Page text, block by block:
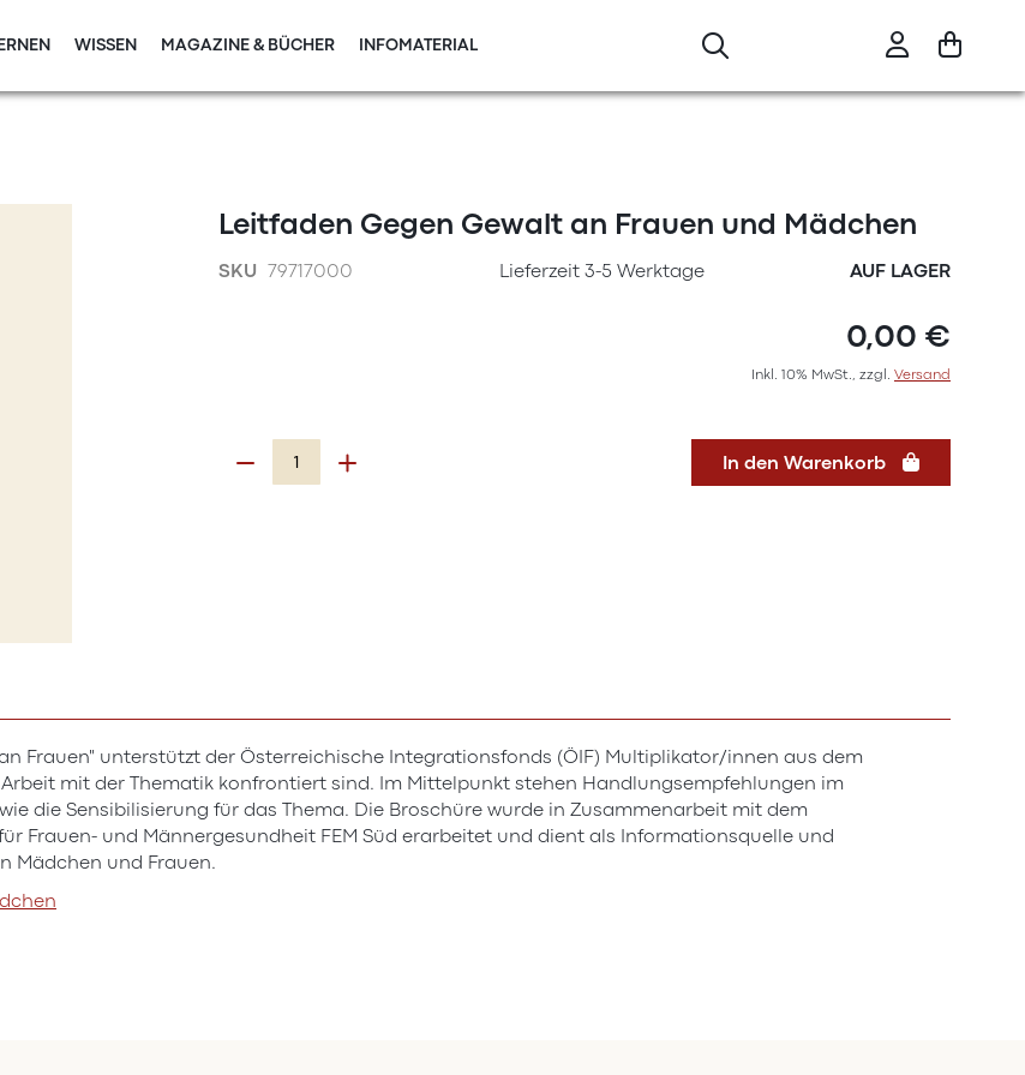
WISSEN MAGAZINE & BÜCHER INFOMATERIAL
Leitfaden Gegen Gewalt an Frauen und Mädchen
AUF LAGER
Lieferzeit 3-5 Werktage
SKU 79717000
0,00 €
Inkl. 10% MwSt., zzgl. Versand
In den Warenkorb
Frauen" unterstützt der Österreichische Integrationsfonds (ÖIF) Multiplikator/innen aus dem
mit der Thematik konfrontiert sind. Im Mittelpunkt stehen Handlungsempfehlungen im
die Sensibilisierung für das Thema. Die Broschüre wurde in Zusammenarbeit mit dem
Frauen- und Männergesundheit FEM Süd erarbeitet und dient als Informationsquelle und
Mädchen und Frauen.